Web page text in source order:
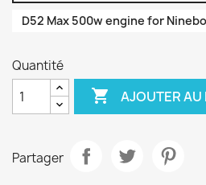
D52 Max 500w engine for
Quantité
 AJOUTER AU
Partager